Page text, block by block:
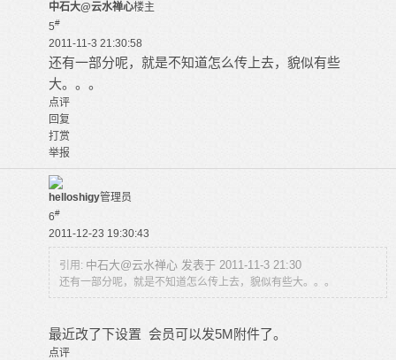
中石大@云水禅心楼主
5#
2011-11-3 21:30:58
还有一部分呢，就是不知道怎么传上去，貌似有些
大。。。
点评
回复
打赏
举报
helloshigy管理员
6#
2011-12-23 19:30:43
引用: 中石大@云水禅心 发表于 2011-11-3 21:30
还有一部分呢，就是不知道怎么传上去，貌似有些大。。。
最近改了下设置 会员可以发5M附件了。
点评